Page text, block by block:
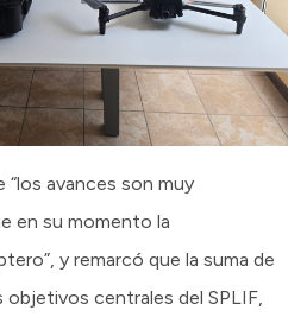
avances son muy
en su momento la
y remarcó que la suma de
centrales del SPLIF,